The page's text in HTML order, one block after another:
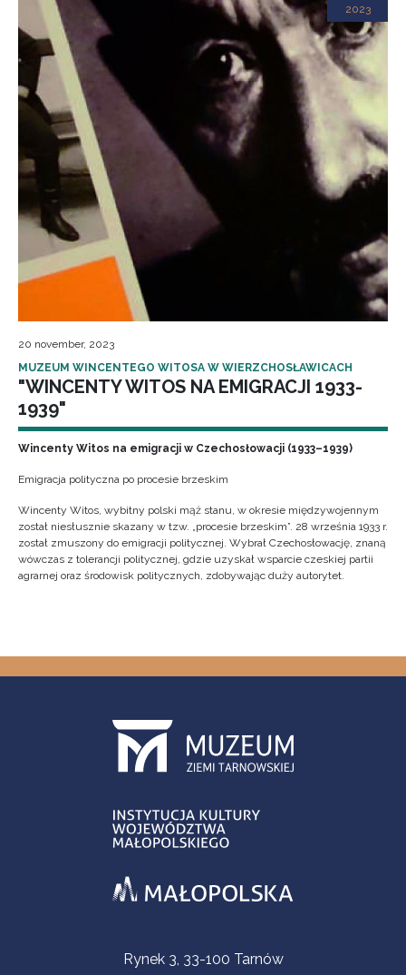
2023
20 november, 2023
MUZEUM WINCENTEGO WITOSA W WIERZCHOSŁAWICACH
"WINCENTY WITOS NA EMIGRACJI 1933-
1939"
Wincenty Witos na emigracji w Czechosłowacji (1933–1939)
Emigracja polityczna po procesie brzeskim
Wincenty Witos, wybitny polski mąż stanu, w okresie międzywojennym
został niesłusznie skazany w tzw. „procesie brzeskim”. 28 września 1933 r.
został zmuszony do emigracji politycznej. Wybrał Czechosłowację, znaną
wówczas z tolerancji politycznej, gdzie uzyskał wsparcie czeskiej partii
agrarnej oraz środowisk politycznych, zdobywając duży autorytet.
Contact InformationRynek 3, 33-100 Tarnów